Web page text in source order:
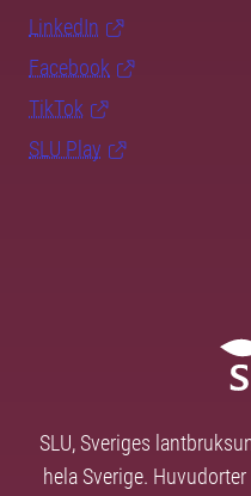
LinkedIn
Facebook
TikTok
SLU Play
SLU, Sveriges
hela Sverige.